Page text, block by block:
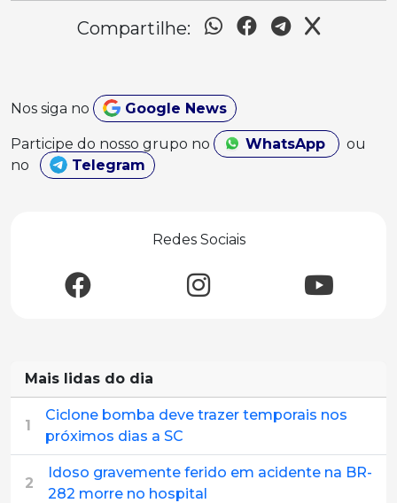
Compartilhe:
Nos siga no Google News
Participe do nosso grupo no WhatsApp
ou
no
Telegram
Redes Sociais
Mais lidas do dia
1
Ciclone bomba deve trazer temporais nos
próximos dias a SC
2
Idoso gravemente ferido em acidente na BR-
282 morre no hospital